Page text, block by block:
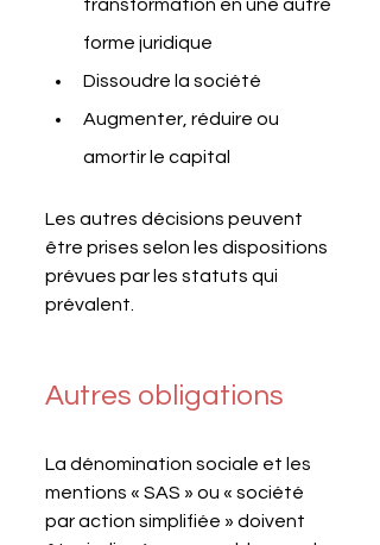
transformation en une autre
forme juridique
Dissoudre la société
Augmenter, réduire ou
amortir le capital
Les autres décisions peuvent
être prises selon les dispositions
prévues par les statuts qui
prévalent.
Autres obligations
La dénomination sociale et les
mentions « SAS » ou « société
par action simplifiée » doivent